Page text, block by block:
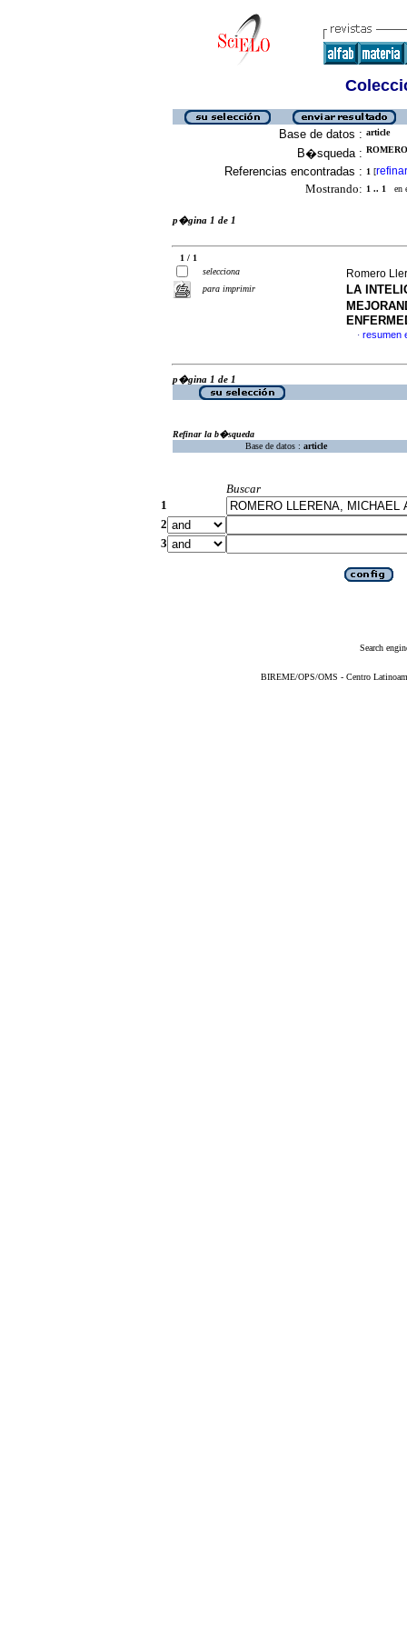
Base de datos : article
B�squeda :
Referencias encontradas : 1 [refinar
Mostrando: 1 .. 1 en
p�gina 1 de 1
1 / 1
selecciona
para imprimir
Romero
LA
· resumen
p�gina 1 de 1
Refinar la b�squeda
Base de datos : article
Buscar
1
2
3
Search
BIREME/OPS/OMS - Centro